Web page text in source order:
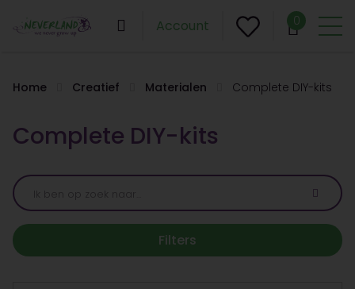
Account 0
Home Creatief Materialen Complete DIY-kits
Complete DIY-kits
Filters